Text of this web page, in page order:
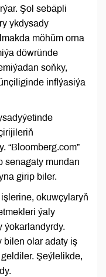
Şol sebäpli
ykdysady
möhüm orna
döwründe
soňky,
inflýasiýa
“Bloomberg.com”
senagaty mundan
girip biler.
okuwçylaryň
ýaly
ýokarlandyrdy.
bilen olar adaty iş
Şeýlelikde,